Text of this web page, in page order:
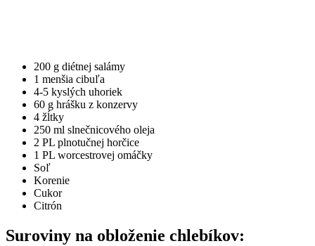
200 g diétnej salámy
1 menšia cibuľa
4-5 kyslých uhoriek
60 g hrášku z konzervy
4 žĺtky
250 ml slnečnicového oleja
2 PL plnotučnej horčice
1 PL worcestrovej omáčky
Soľ
Korenie
Cukor
Citrón
Suroviny na obloženie chlebíkov: